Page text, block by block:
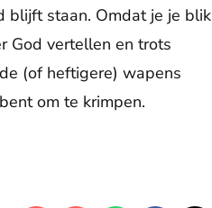
blijft staan. Omdat je je blik
God vertellen en trots
(of heftigere) wapens
om te krimpen.